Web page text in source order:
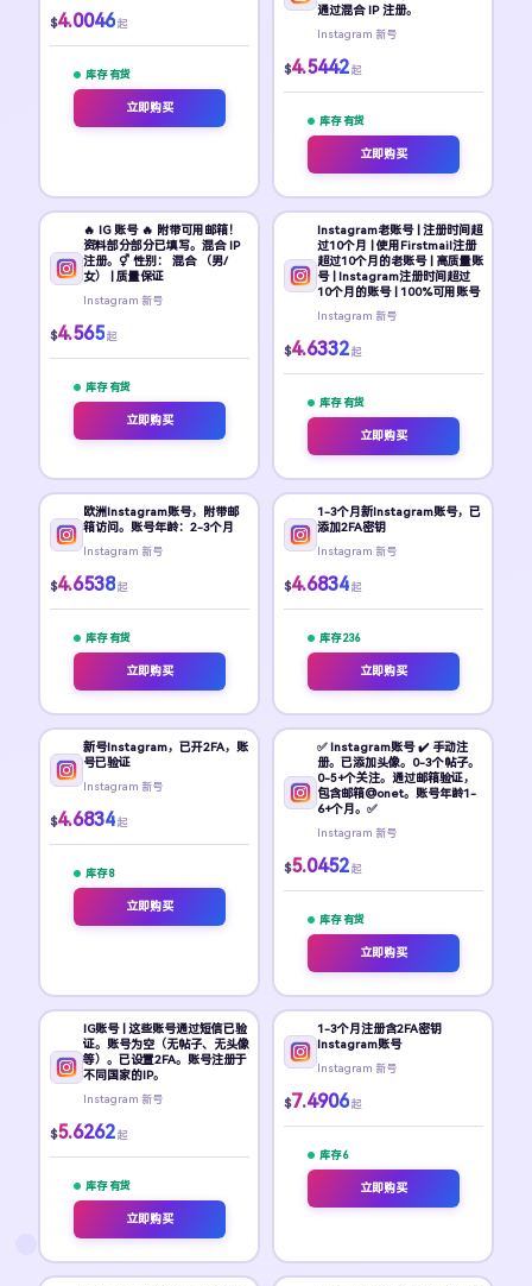
$4.0046 起
库存 有货
立即购买
通过混合 IP 注册。
Instagram 新号
$4.5442 起
库存 有货
立即购买
🔥 IG 账号 🔥 附带可用邮箱！
资料部分部分已填写。混合 IP
注册。⚥ 性别： 混合 （男/
女） | 质量保证
Instagram 新号
$4.565 起
库存 有货
立即购买
Instagram老账号 | 注册时间超
过10个月 | 使用Firstmail注册
超过10个月的老账号 | 高质量账
号 | Instagram注册时间超过
10个月的账号 | 100%可用账号
Instagram 新号
$4.6332 起
库存 有货
立即购买
欧洲Instagram账号，附带邮
箱访问。账号年龄：2-3个月
Instagram 新号
$4.6538 起
库存 有货
立即购买
1-3个月新Instagram账号，已
添加2FA密钥
Instagram 新号
$4.6834 起
库存 236
立即购买
新号Instagram，已开2FA，账
号已验证
Instagram 新号
$4.6834 起
库存 8
立即购买
✅ Instagram账号 ✔️ 手动注
册。已添加头像。0-3个帖子。
0-5+个关注。通过邮箱验证，
包含邮箱@onet。账号年龄1-
6+个月。✅
Instagram 新号
$5.0452 起
库存 有货
立即购买
IG账号 | 这些账号通过短信已验
证。账号为空（无帖子、无头像
等）。已设置2FA。账号注册于
不同国家的IP。
Instagram 新号
$5.6262 起
库存 有货
立即购买
1-3个月注册含2FA密钥
Instagram账号
Instagram 新号
$7.4906 起
库存 6
立即购买